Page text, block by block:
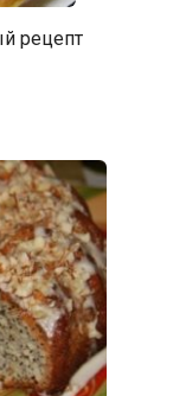
рецепт